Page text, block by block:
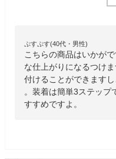
ぷすぷす(40代・男性)
こちらの商品はいかが
な仕上がりになるつけ
付けることができます
。装着は簡単3ステップ
すすめですよ。